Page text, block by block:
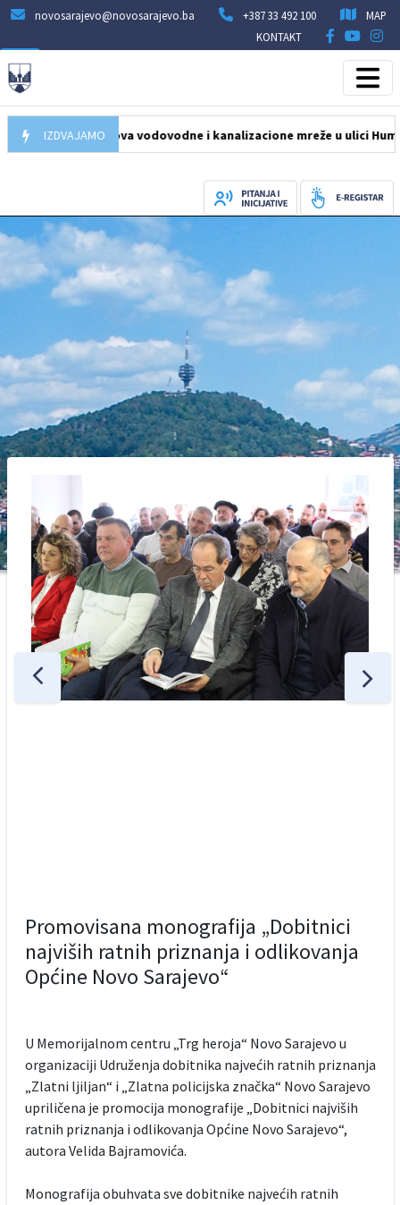
novosarajevo@novosarajevo.ba +387 33 492 100
MAP
KONTAKT
IZDVAJAMO
obnova vodovodne i kanalizacione mreže u ulici Humska na
Promovisana monografija „Dobitnici
najviših ratnih priznanja i odlikovanja
Općine Novo Sarajevo“
U Memorijalnom centru „Trg heroja“ Novo Sarajevo u
organizaciji Udruženja dobitnika najvećih ratnih priznanja
„Zlatni ljiljan“ i „Zlatna policijska značka“ Novo Sarajevo
upriličena je promocija monografije „Dobitnici najviših
ratnih priznanja i odlikovanja Općine Novo Sarajevo“,
autora Velida Bajramovića.
Monografija obuhvata sve dobitnike najvećih ratnih